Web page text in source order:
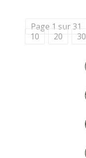
Page 1 sur 31
10
20 30